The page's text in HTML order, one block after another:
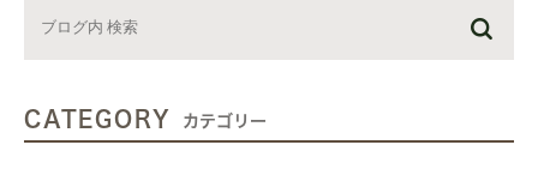
CATEGORY カテゴリー